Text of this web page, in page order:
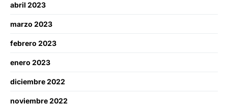
abril 2023
marzo 2023
febrero 2023
enero 2023
diciembre 2022
noviembre 2022